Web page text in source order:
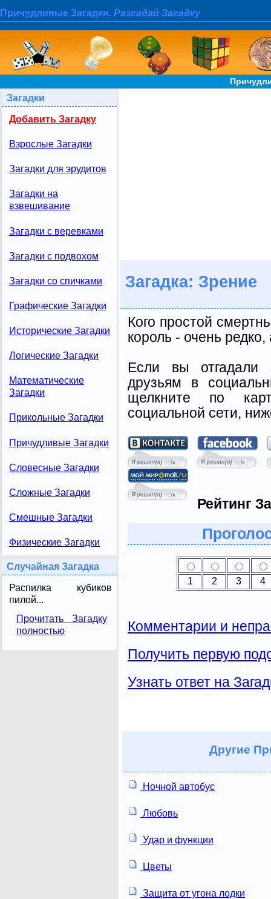
Причудливые Загадки. Разгадай Загадку
Загадки
Добавить Загадку
Взрослые Загадки
Загадки для эрудитов
Загадки на
взвешивание
Загадки с веревками
Загадки с подвохом
Загадки со спичками
Графические Загадки
Исторические Загадки
Логические Загадки
Математические
Загадки
Прикольные Загадки
Причудливые Загадки
Словесные Загадки
Сложные Загадки
Смешные Загадки
Физические Загадки
Случайная Загадка
Распилка кубиков
пилой...
Прочитать Загадку
полностью
Загадка: Зрение
Кого простой
король - очень редко,
Если вы отгадали
друзьям в
щелкните по
социальной сети,
Рейтинг
1 2 3 4
Комментарии и
Получить первую
Узнать ответ на
Другие
Ночной автобус
Любовь
Удар и функции
Цветы
Защита от угона лодки